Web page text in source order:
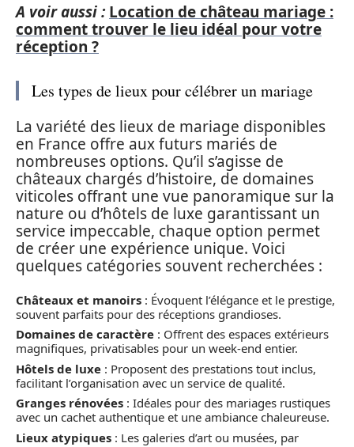
A voir aussi : Location de château mariage :
comment trouver le lieu idéal pour votre
réception ?
Les types de lieux pour célébrer un mariage
La variété des lieux de mariage disponibles
en France offre aux futurs mariés de
nombreuses options. Qu’il s’agisse de
châteaux chargés d’histoire, de domaines
viticoles offrant une vue panoramique sur la
nature ou d’hôtels de luxe garantissant un
service impeccable, chaque option permet
de créer une expérience unique. Voici
quelques catégories souvent recherchées :
Châteaux et manoirs : Évoquent l’élégance et le prestige,
souvent parfaits pour des réceptions grandioses.
Domaines de caractère : Offrent des espaces extérieurs
magnifiques, privatisables pour un week-end entier.
Hôtels de luxe : Proposent des prestations tout inclus,
facilitant l’organisation avec un service de qualité.
Granges rénovées : Idéales pour des mariages rustiques
avec un cachet authentique et une ambiance chaleureuse.
Lieux atypiques : Les galeries d’art ou musées, par